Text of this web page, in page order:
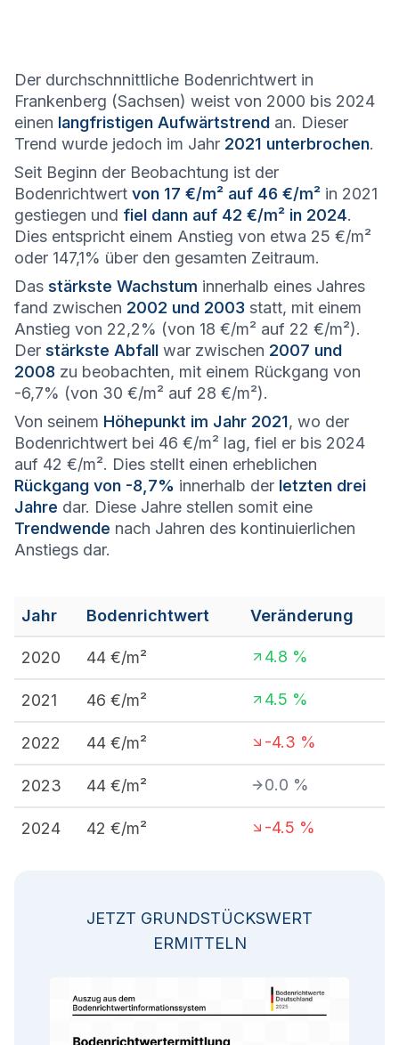
Der durchschnnittliche Bodenrichtwert in
Frankenberg (Sachsen) weist von 2000 bis 2024
einen langfristigen Aufwärtstrend an. Dieser
Trend wurde jedoch im Jahr 2021 unterbrochen.
Seit Beginn der Beobachtung ist der
Bodenrichtwert von 17 €/m² auf 46 €/m² in 2021
gestiegen und fiel dann auf 42 €/m² in 2024.
Dies entspricht einem Anstieg von etwa 25 €/m²
oder 147,1% über den gesamten Zeitraum.
Das stärkste Wachstum innerhalb eines Jahres
fand zwischen 2002 und 2003 statt, mit einem
Anstieg von 22,2% (von 18 €/m² auf 22 €/m²).
Der stärkste Abfall war zwischen 2007 und
2008 zu beobachten, mit einem Rückgang von
-6,7% (von 30 €/m² auf 28 €/m²).
Von seinem Höhepunkt im Jahr 2021, wo der
Bodenrichtwert bei 46 €/m² lag, fiel er bis 2024
auf 42 €/m². Dies stellt einen erheblichen
Rückgang von -8,7% innerhalb der letzten drei
Jahre dar. Diese Jahre stellen somit eine
Trendwende nach Jahren des kontinuierlichen
Anstiegs dar.
Jahr Bodenrichtwert Veränderung
2020 44 €/m² 4.8 %
2021 46 €/m² 4.5 %
2022 44 €/m² -4.3 %
2023 44 €/m² 0.0 %
2024 42 €/m² -4.5 %
JETZT GRUNDSTÜCKSWERT
ERMITTELN